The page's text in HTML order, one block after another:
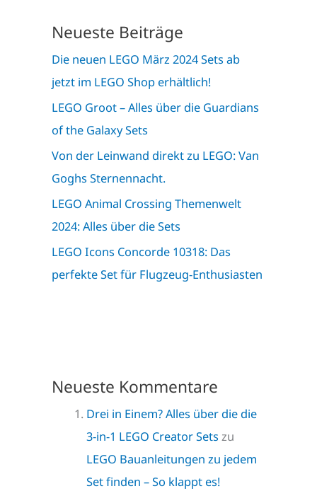
Neueste Beiträge
Die neuen LEGO März 2024 Sets ab
jetzt im LEGO Shop erhältlich!
LEGO Groot – Alles über die Guardians
of the Galaxy Sets
Von der Leinwand direkt zu LEGO: Van
Goghs Sternennacht.
LEGO Animal Crossing Themenwelt
2024: Alles über die Sets
LEGO Icons Concorde 10318: Das
perfekte Set für Flugzeug-Enthusiasten
Neueste Kommentare
Drei in Einem? Alles über die die
3-in-1 LEGO Creator Sets zu
LEGO Bauanleitungen zu jedem
Set finden – So klappt es!